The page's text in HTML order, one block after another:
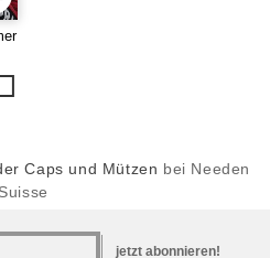
Caps und Mützen bei Needen
Suisse
jetzt abonnieren!